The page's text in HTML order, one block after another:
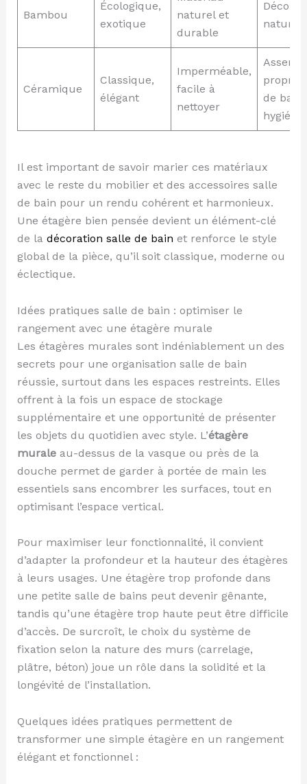
Bambou
Écologique,
exotique
naturel et
durable
Décor
naturel
Céramique
Classique,
élégant
Imperméable,
facile à
nettoyer
propre,
de bain
Il est important de savoir marier ces matériaux
avec le reste du mobilier et des accessoires salle
de bain pour un rendu cohérent et harmonieux.
Une étagère bien pensée devient un élément-clé
de la décoration salle de bain et renforce le style
global de la pièce, qu’il soit classique, moderne ou
éclectique.
Idées pratiques salle de bain : optimiser le
rangement avec une étagère murale
Les étagères murales sont indéniablement un des
secrets pour une organisation salle de bain
réussie, surtout dans les espaces restreints. Elles
offrent à la fois un espace de stockage
supplémentaire et une opportunité de présenter
les objets du quotidien avec style. L’étagère
muraleau-dessus de la vasque ou près de la
douche permet de garder à portée de main les
essentiels sans encombrer les surfaces, tout en
optimisant l’espace vertical.
Pour maximiser leur fonctionnalité, il convient
d’adapter la profondeur et la hauteur des étagères
à leurs usages. Une étagère trop profonde dans
une petite salle de bains peut devenir gênante,
tandis qu’une étagère trop haute peut être difficile
d’accès. De surcroît, le choix du système de
fixation selon la nature des murs (carrelage,
plâtre, béton) joue un rôle dans la solidité et la
longévité de l’installation.
Quelques idées pratiques permettent de
transformer une simple étagère en un rangement
élégant et fonctionnel :